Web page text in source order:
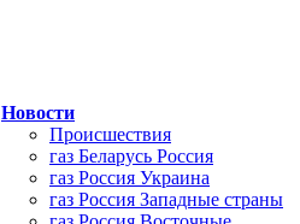
Новости
Происшествия
газ Беларусь Россия
газ Россия Украина
газ Россия Западные страны